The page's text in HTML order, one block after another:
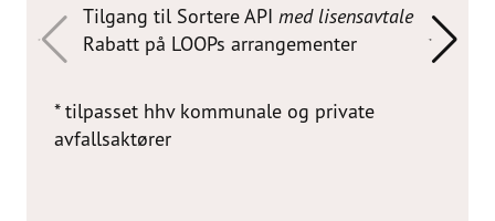
Tilgang til Sortere API med lisensavtale
Rabatt på LOOPs arrangementer
* tilpasset hhv kommunale og private
avfallsaktører